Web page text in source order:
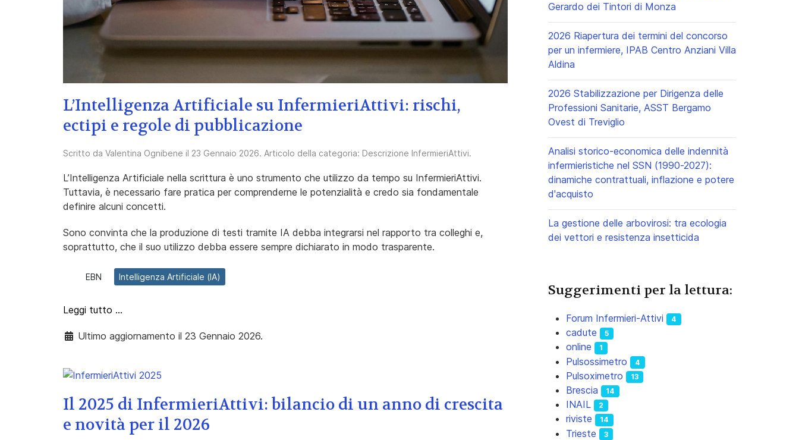
L’Intelligenza Artificiale su InfermieriAttivi: rischi,
ectipi e regole di pubblicazione
Scritto da Valentina Ognibene il 23 Gennaio 2026. Articolo della categoria: Descrizione InfermieriAttivi.
L’Intelligenza Artificiale nella scrittura è uno strumento che utilizzo da tempo su InfermieriAttivi.
Tuttavia, è necessario fare pratica per comprenderne le potenzialità e credo sia fondamentale
definire alcuni concetti.
Sono convinta che la produzione di testi tramite IA debba integrarsi nel rapporto tra colleghi e,
soprattutto, che il suo utilizzo debba essere sempre dichiarato in modo trasparente.
EBN Intelligenza Artificiale (IA)
Leggi tutto …
Ultimo aggiornamento il 23 Gennaio 2026.
Il 2025 di InfermieriAttivi: bilancio di un anno di crescita
e novità per il 2026
Gerardo dei Tintori di Monza
2026 Riapertura dei termini del concorso
per un infermiere, IPAB Centro Anziani Villa
Aldina
2026 Stabilizzazione per Dirigenza delle
Professioni Sanitarie, ASST Bergamo
Ovest di Treviglio
Analisi storico-economica delle indennità
infermieristiche nel SSN (1990-2027):
dinamiche contrattuali, inflazione e potere
d'acquisto
La gestione delle arbovirosi: tra ecologia
dei vettori e resistenza insetticida
Suggerimenti per la lettura:
Forum Infermieri-Attivi 4
cadute 5
online 1
Pulsossimetro 4
Pulsoximetro 13
Brescia 14
INAIL 2
riviste 14
Trieste 3